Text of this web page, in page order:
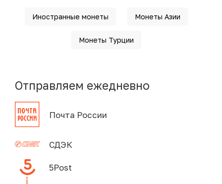
Иностранные монеты Монеты Азии
Монеты Турции
Отправляем ежедневно
Почта России
СДЭК
5Post